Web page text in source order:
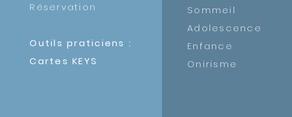
Réservation
Outils praticiens :
Cartes KEYS
Sommeil
Adolescence
Enfance
Onirisme